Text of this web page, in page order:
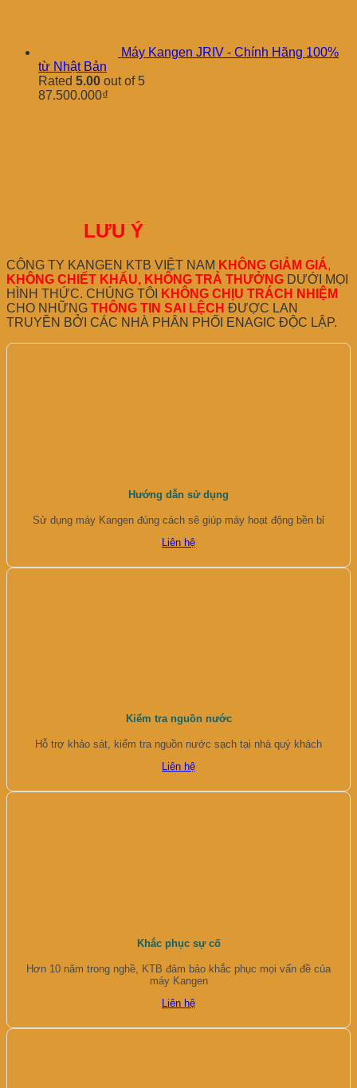
Máy Kangen JRIV - Chính Hãng 100%
từ Nhật Bản
Rated 5.00 out of 5
87.500.000₫
LƯU Ý
CÔNG TY KANGEN KTB VIỆT NAM KHÔNG GIẢM GIÁ,
KHÔNG CHIẾT KHẤU, KHÔNG TRẢ THƯỞNG DƯỚI MỌI
HÌNH THỨC. CHÚNG TÔI
KHÔNG CHỊU TRÁCH NHIỆM
CHO NHỮNG THÔNG TIN SAI LỆCH ĐƯỢC LAN
TRUYỀN BỞI CÁC NHÀ PHÂN PHỐI ENAGIC ĐỘC LẬP.
Hướng dẫn sử dụng
Sử dụng máy Kangen đúng cách sẽ giúp máy hoạt động bền bỉ
Liên hệ
Kiểm tra nguồn nước
Hỗ trợ khảo sát, kiểm tra nguồn nước sạch tại nhà quý khách
Liên hệ
Khắc phục sự cố
Hơn 10 năm trong nghề, KTB đảm bảo khắc phục mọi vấn đề của
máy Kangen
Liên hệ